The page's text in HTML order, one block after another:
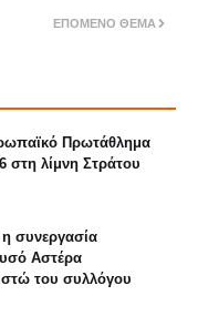
ΕΠΌΜΕΝΟ ΘΈΜΑ
Πρωτάθλημα
στη λίμνη Στράτου
η συνεργασία
Αστέρα
του συλλόγου